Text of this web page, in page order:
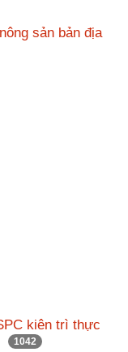
sản bản địa
kiên trì thực
1042